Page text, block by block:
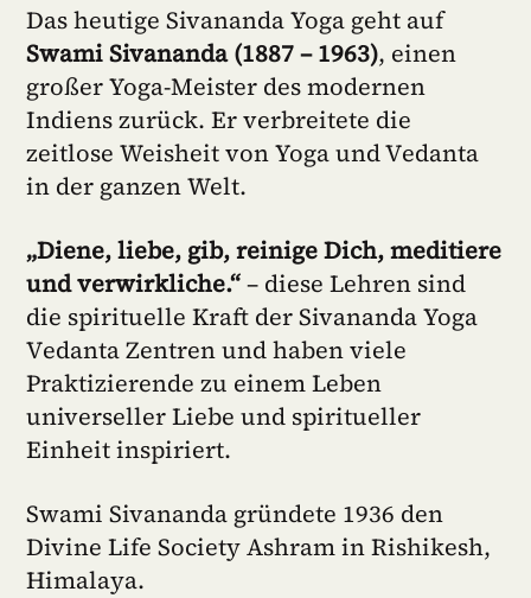
Das heutige Sivananda Yoga geht auf
Swami Sivananda (1887 – 1963), einen
großer Yoga-Meister des modernen
Indiens zurück. Er verbreitete die
zeitlose Weisheit von Yoga und Vedanta
in der ganzen Welt.
„Diene, liebe, gib, reinige Dich, meditiere
und verwirkliche.“– diese Lehren sind
die spirituelle Kraft der Sivananda Yoga
Vedanta Zentren und haben viele
Praktizierende zu einem Leben
universeller Liebe und spiritueller
Einheit inspiriert.
Swami Sivananda gründete 1936 den
Divine Life Society Ashram in Rishikesh,
Himalaya.